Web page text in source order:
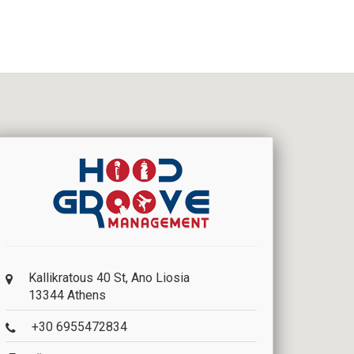
Kallikratous 40 St, Ano Liosia
13344 Athens
+30 6955472834